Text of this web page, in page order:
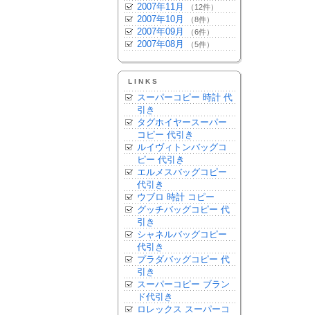
2007年11月 （12件）
2007年10月 （8件）
2007年09月 （6件）
2007年08月 （5件）
LINKS
スーパーコピー 時計 代
引き
タグホイヤースーパー
コピー 代引き
ルイヴィトンバッグコ
ピー 代引き
エルメスバッグコピー
代引き
ウブロ 時計 コピー
グッチバッグコピー 代
引き
シャネルバッグコピー
代引き
プラダバッグコピー 代
引き
スーパーコピー ブラン
ド代引き
ロレックス スーパーコ